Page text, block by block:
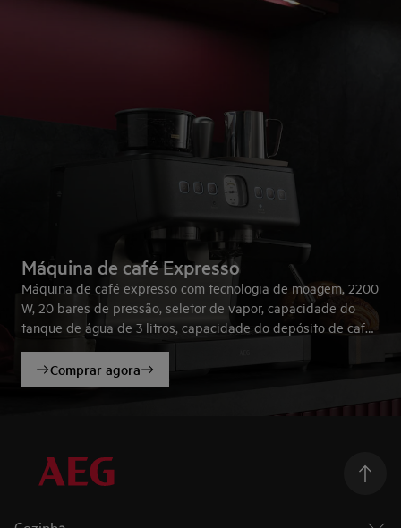
Máquina de café Expresso
Máquina de café expresso com tecnologia de moagem, 2200
W, 20 bares de pressão, seletor de vapor, capacidade do
tanque de água de 3 litros, capacidade do depósito de café
de 250 gramas, 2 chávenas.
Comprar agora